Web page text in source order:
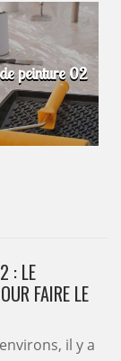
peinture 02
: LE
FAIRE LE
il y a